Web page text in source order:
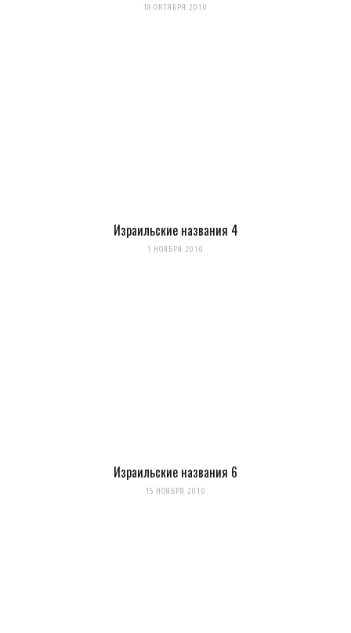
18 ОКТЯБРЯ 2010
Израильские названия 4
1 НОЯБРЯ 2010
Израильские названия 6
15 НОЯБРЯ 2010